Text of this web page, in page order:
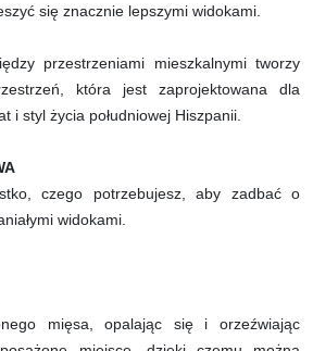
się znacznie lepszymi widokami.
przestrzeniami mieszkalnymi tworzy
która jest zaprojektowana dla
i styl życia południowej Hiszpanii.
czego potrzebujesz, aby zadbać o
widokami.
mięsa, opalając się i orzeźwiając